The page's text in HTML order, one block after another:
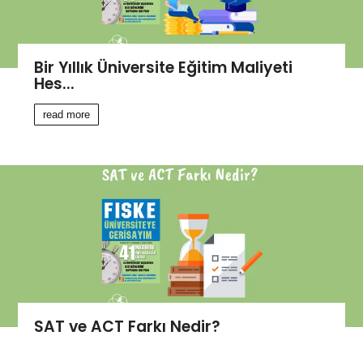
Bir Yıllık Üniversite Eğitim Maliyeti
Hes...
read more
SAT ve ACT Farkı Nedir?